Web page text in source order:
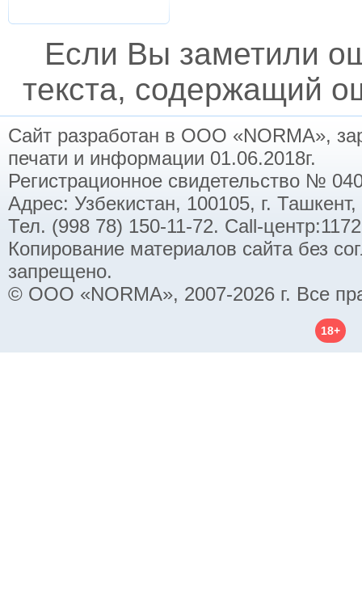
Если Вы заметили
текста, содержащий
Сайт разработан в ООО «NORMA»,
печати и информации 01.06.2018г.
Регистрационное свидетельство №
Адрес: Узбекистан, 100105, г.
Тел. (998 78) 150-11-72. Call-
Копирование материалов сайта без
запрещено.
© ООО «NORMA», 2007-2026 г. Все
18+